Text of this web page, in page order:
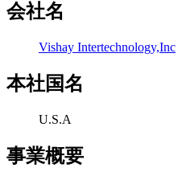
会社名
Vishay Intertechnology,Inc
本社国名
U.S.A
事業概要